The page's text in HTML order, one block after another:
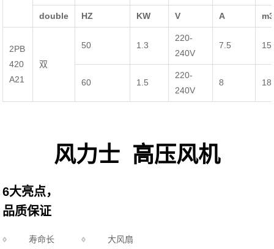
double HZ KW V A
2PB
420
A21
双
50 1.3
220-
240V
7.5
60 1.5
220-
240V
8
风力士 高压风机
6大亮点，
品质保证
寿命长
大风扇